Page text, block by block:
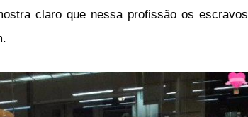
claro que nessa profissão os escravos